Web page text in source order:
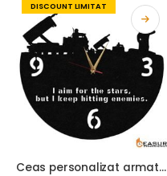
DISCOUNT LIMITAT
Ceas personalizat armata soldat rachete patriot